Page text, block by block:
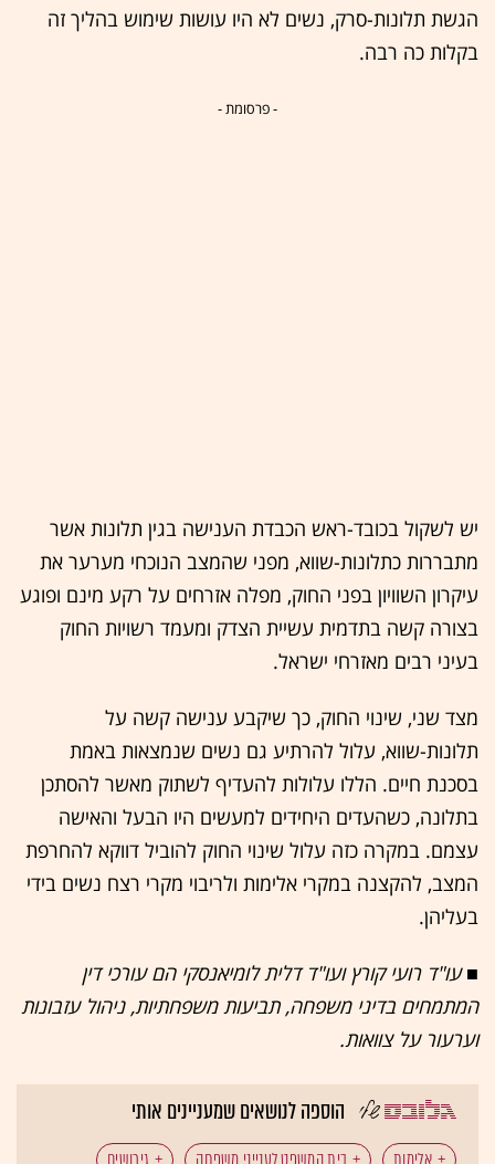
הגשת תלונות-סרק, נשים לא היו עושות שימוש בהליך זה
בקלות כה רבה.
- פרסומת -
יש לשקול בכובד-ראש הכבדת הענישה בגין תלונות אשר
מתבררות כתלונות-שווא, מפני שהמצב הנוכחי מערער את
עיקרון השוויון בפני החוק, מפלה אזרחים על רקע מינם ופוגע
בצורה קשה בתדמית עשיית הצדק ומעמד רשויות החוק
בעיני רבים מאזרחי ישראל.
מצד שני, שינוי החוק, כך שיקבע ענישה קשה על
תלונות-שווא, עלול להרתיע גם נשים שנמצאות באמת
בסכנת חיים. הללו עלולות להעדיף לשתוק מאשר להסתכן
בתלונה, כשהעדים היחידים למעשים היו הבעל והאישה
עצמם. במקרה כזה עלול שינוי החוק להוביל דווקא להחרפת
המצב, להקצנה במקרי אלימות ולריבוי מקרי רצח נשים בידי
בעליהן.
■ עו"ד רועי קורץ ועו"ד דלית לומיאנסקי הם עורכי דין
המתמחים בדיני משפחה, תביעות משפחתיות, ניהול עזבונות
וערעור על צוואות.
הוספה לנושאים שמעניינים אותי